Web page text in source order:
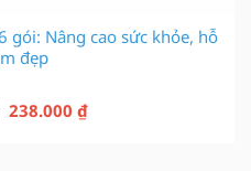
gói: Nâng cao sức khỏe, hỗ
đẹp
Giá
238.000 ₫Giá